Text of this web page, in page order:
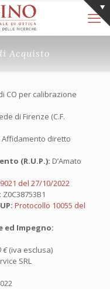
Acquisto
CO per calibrazione
di Firenze (C.F.
Affidamento diretto
(R.U.P.): D’Amato
del 27/10/2022
Z0C38753B1
Protocollo 10055 del
ed Impegno:
€(iva esclusa)
SRL